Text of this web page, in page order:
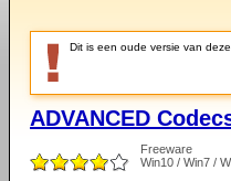
Dit is een oude versie van
ADVANCED
Freeware
Win10 / Win7 /